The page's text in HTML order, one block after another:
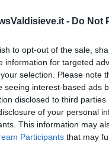
- Do Not
to opt-out of the sale,
information for targeted
selection. Please note
seeing interest-based ads
disclosed to third
of your personal
This information may
Participants that may
dell'odio